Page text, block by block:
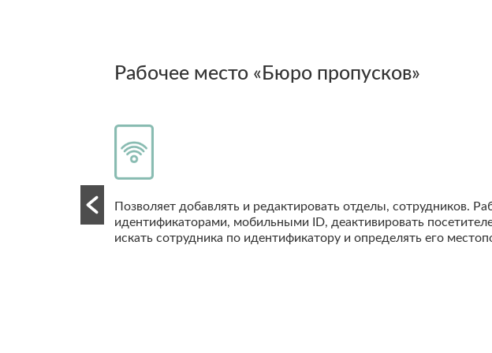
Рабочее место «Персонал»
Позволяет настраивать структуру предприятия, создавать
сотрудников, предоставлять им доступ в отдельные
идентификаторы и удалять их, формировать расписания как